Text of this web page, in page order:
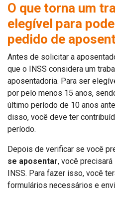
O que torna um
elegível para
pedido de
Antes de solicitar a
que o INSS considera um
aposentadoria. Para ser
por pelo menos 15 anos,
último período de 10 anos
disso, você deve ter
período.
Depois de verificar se você
se aposentar, você
INSS. Para fazer isso, você
formulários necessários e